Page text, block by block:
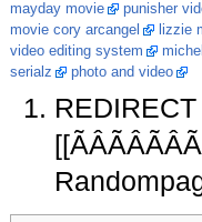
mayday movie
punisher
movie cory arcangel
lizzie
video editing system
serialz
photo and video
REDIRECT